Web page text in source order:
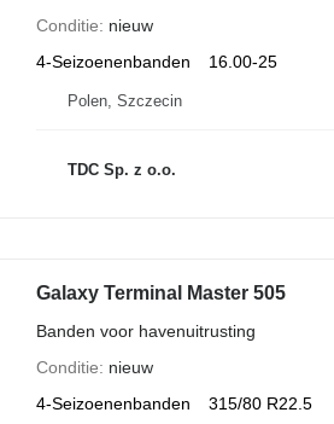
Conditie
nieuw
4-Seizoenenbanden
16.00-25
Polen, Szczecin
TDC Sp. z o.o.
Galaxy Terminal Master 505
Banden voor havenuitrusting
Conditie
nieuw
4-Seizoenenbanden
315/80 R22.5